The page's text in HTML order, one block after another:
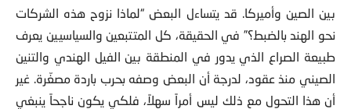
بين الصين وأميركا. قد يتساءل البعض “لماذا نزوح هذه الشركات
نحو الهند بالضبط؟” في الحقيقة، كل المتتبعين والسياسيين يعرف
طبيعة الصراع الذي يدور في المنطقة بين الفيل الهندي والتنين
الصيني منذ عقود، لدرجة أن البعض وصفه بحرب باردة مصغّرة. غير
أن هذا التحول مع ذلك ليس أمراً سهلاً، فلكي يكون ناجحاً ينبغي